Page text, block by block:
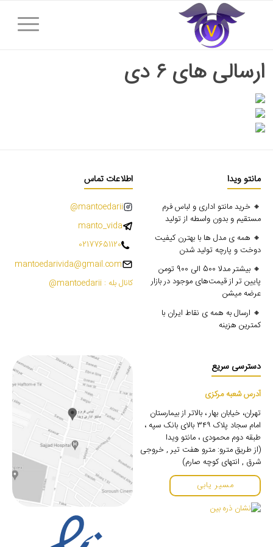
ارسالی های ۶ دی
مانتو ویدا
🔸 خرید مانتو اداری و لباس فرم
مستقیم و بدون واسطه از تولید
🔸 همه ی مدل ها با بهترن کیفیت
دوخت و پارچه تولید شدن
🔸 بیشتر مدلا 500 الی 900 تومن
پایین تر از قیمت‌های موجود در بازار
عرضه میشن
🔸 ارسال به همه ی نقاط ایران با
کمترین هزینه
اطلاعات تماس
mantoedarii@
manto_vida
02177651120
mantoedarivida@gmail.com
کانال بله : mantoedarii@
دسترسی سریع
آدرس شعبه مرکزی
تهران، خیابان بهار ، بالاتر از بیمارستان
امام سجاد پلاک ۳۴۹ بالای بانک سپه ،
طبقه دوم محمودی ، مانتو ویدا
(از طریق مترو: مترو هفت تیر , خروجی
شرق , انتهای کوچه صارم)
مسیر یابی